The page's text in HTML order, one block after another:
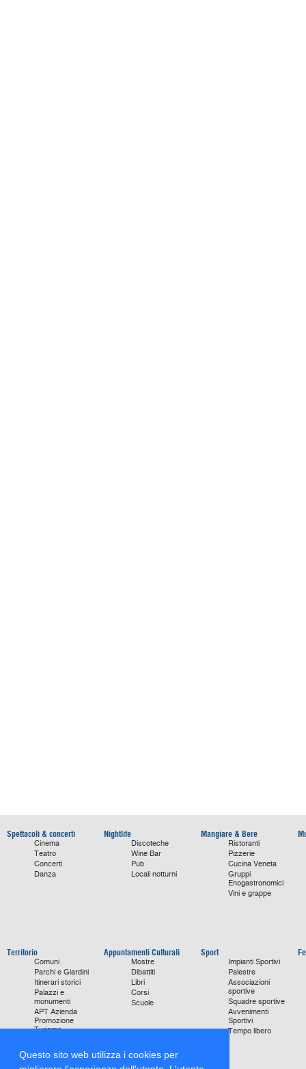
Questo sito web utilizza i cookies per
Spettacoli & concerti
Cinema
Teatro
Concerti
Danza
Nightlife
Discoteche
Wine Bar
Pub
Locali notturni
Mangiare & Bere
Ristoranti
Pizzerie
Cucina Veneta
Gruppi
Enogastronomici
Vini e grappe
Territorio
Comuni
Parchi e Giardini
Itinerari storici
Palazzi e
monumenti
APT Azienda
Promozione
Turismo
Chiese
monumentali
Appuntamenti Culturali
Mostre
Dibattiti
Libri
Corsi
Scuole
Sport
Impianti Sportivi
Palestre
Associazioni
sportive
Squadre sportive
Avvenimenti
Sportivi
Tempo libero